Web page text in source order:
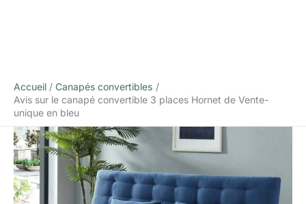
Accueil
Canapés convertibles
Avis sur le canapé convertible 3 places Hornet de Vente-
unique en bleu